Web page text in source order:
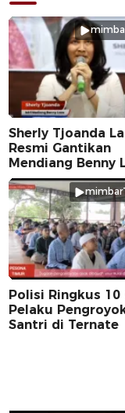
Sherly Tjoanda
Resmi Gantikan
Mendiang Benny
Pilkada 2024
Polisi Ringkus 10
Pelaku
Santri di Ternate